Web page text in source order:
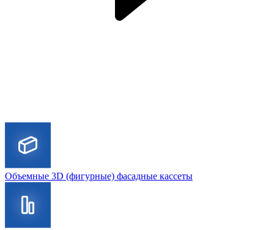
Объемные 3D (фигурные) фасадные кассеты